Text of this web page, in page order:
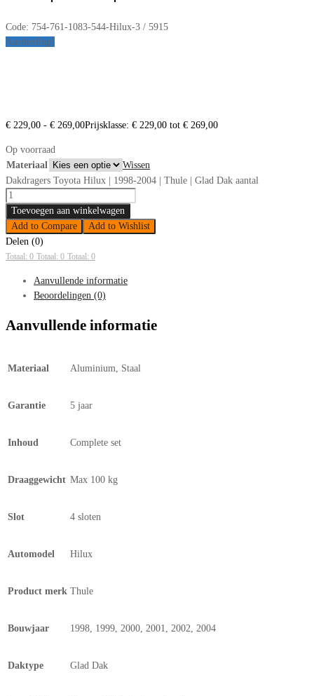
Code: 754-761-1083-544-Hilux-3 / 5915
Aanbieding!
€ 229,00 - € 269,00Prijsklasse: € 229,00 tot € 269,00
Op voorraad
Materiaal
Wissen
Dakdragers Toyota Hilux | 1998-2004 | Thule | Glad Dak aantal
Toevoegen aan winkelwagen
Add to Compare
Add to Wishlist
Delen (0)
Totaal: 0 Totaal: 0 Totaal: 0
Aanvullende informatie
Beoordelingen (0)
Aanvullende informatie
Materiaal Aluminium, Staal
Garantie 5 jaar
Inhoud Complete set
Draaggewicht Max 100 kg
Slot 4 sloten
Automodel Hilux
Product merk Thule
Bouwjaar 1998, 1999, 2000, 2001, 2002, 2004
Daktype Glad Dak